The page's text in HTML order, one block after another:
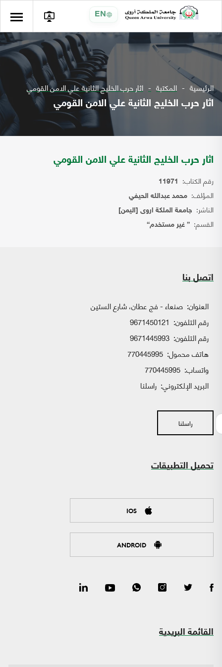
EN
الرئيسية المكتبة اثار حرب الخليج الثانية علي الامن القومي
اثار حرب الخليج الثانية علي الامن القومي
اثار حرب الخليج الثانية علي الامن القومي
رقم الكتاب: 11971
المؤلف: محمد عبدالله الحيفي
الناشر: جامعة الملكة اروى [اليمن]
القسم: { غير مستخدم}
اتصل بنا
العنوان: صنعاء - فج عطان، شارع الستين
رقم التلفون: 9671450121
رقم التلفون: 9671445993
هاتف محمول: 770445995
واتساب:
البريد الإلكتروني: راسلنا
راسلنا
تحميل التطبيقات
IOS
ANDROID
القائمة البريدية